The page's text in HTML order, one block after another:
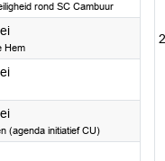
rond SC Cambuur
2023
Hem
2023
2023
(agenda initiatief CU)